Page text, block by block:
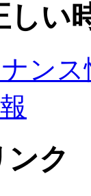
しい
ンス
ンク